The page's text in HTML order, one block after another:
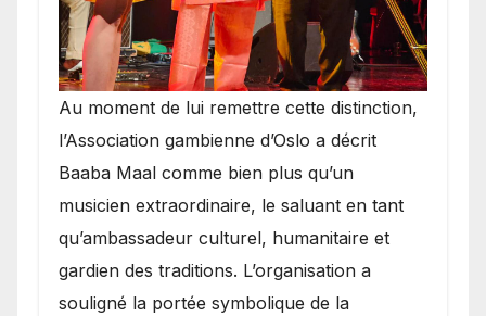
​Au moment de lui remettre cette distinction,
l’Association gambienne d’Oslo a décrit
Baaba Maal comme bien plus qu’un
musicien extraordinaire, le saluant en tant
qu’ambassadeur culturel, humanitaire et
gardien des traditions. L’organisation a
souligné la portée symbolique de la